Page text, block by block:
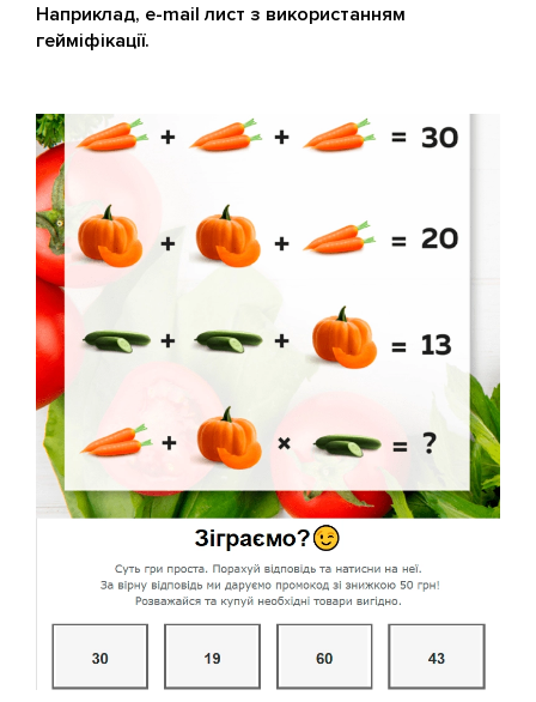
Наприклад, e-mail лист з використанням
гейміфікації.